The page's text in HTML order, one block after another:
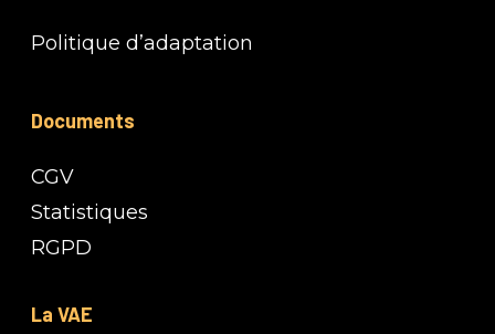
Politique d’adaptation
Documents
CGV
Statistiques
RGPD
La VAE